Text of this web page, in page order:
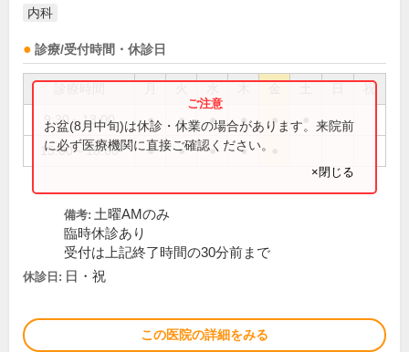
内科
診療/受付時間・休診日
祝
9:30～13:00 ● ● ● ● ●
15:00～18:00 ● ● ● ●
お盆(8月中旬)は休診・休業の場合があります。来院前
に必ず医療機関に直接ご確認ください。
×閉じる
備考: 土曜AMのみ
臨時休診あり
受付は上記終了時間の30分前まで
休診日: 日・祝
この医院の詳細をみる